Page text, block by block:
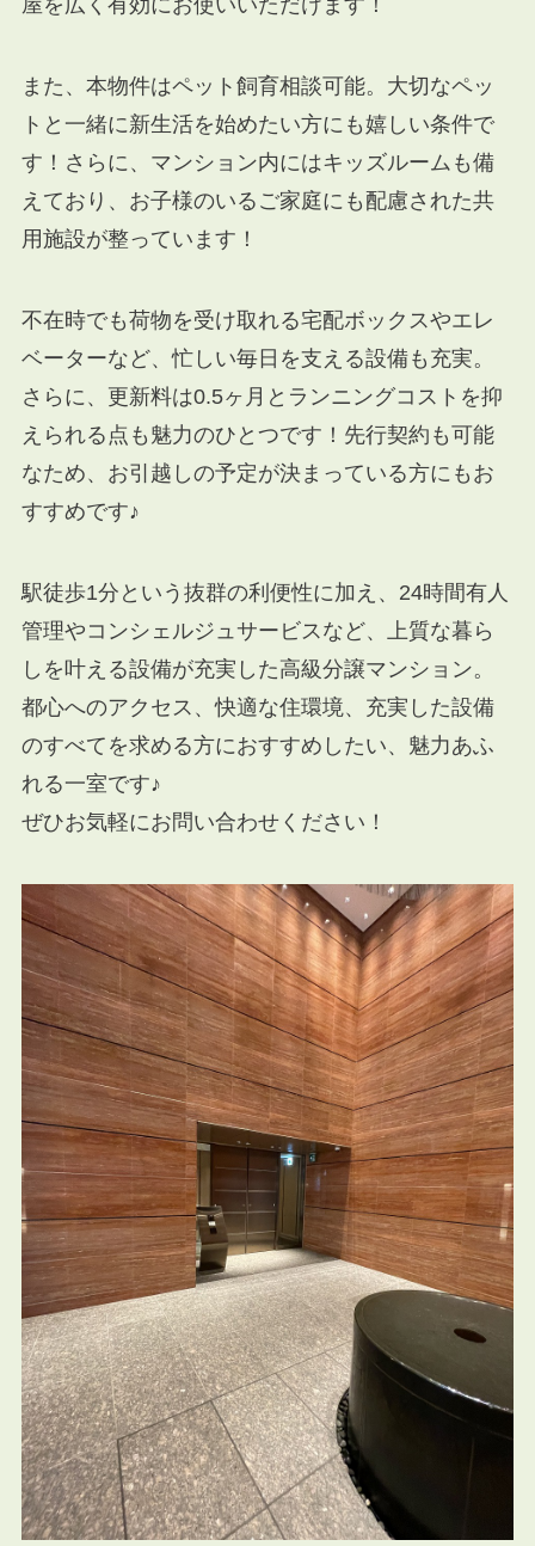
屋を広く有効にお使いいただけます！
また、本物件はペット飼育相談可能。大切なペッ
トと一緒に新生活を始めたい方にも嬉しい条件で
す！さらに、マンション内にはキッズルームも備
えており、お子様のいるご家庭にも配慮された共
用施設が整っています！
不在時でも荷物を受け取れる宅配ボックスやエレ
ベーターなど、忙しい毎日を支える設備も充実。
さらに、更新料は0.5ヶ月とランニングコストを抑
えられる点も魅力のひとつです！先行契約も可能
なため、お引越しの予定が決まっている方にもお
すすめです♪
駅徒歩1分という抜群の利便性に加え、24時間有人
管理やコンシェルジュサービスなど、上質な暮ら
しを叶える設備が充実した高級分譲マンション。
都心へのアクセス、快適な住環境、充実した設備
のすべてを求める方におすすめしたい、魅力あふ
れる一室です♪
ぜひお気軽にお問い合わせください！